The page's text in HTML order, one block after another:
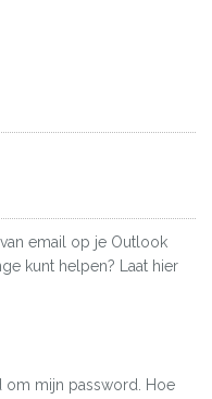
email op je Outlook
kunt helpen? Laat hier
om mijn password. Hoe